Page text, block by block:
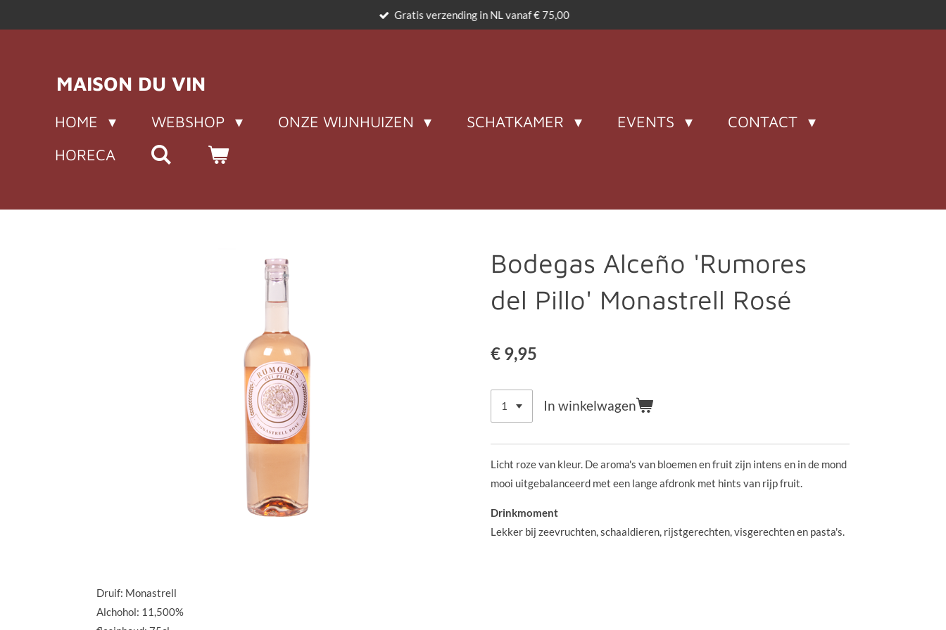
hoofdinhoud
Gratis verzending in NL vanaf € 75,00
MAISON DU VIN
HOME WEBSHOP ONZE WIJNHUIZEN SCHATKAMER EVENTS
CONTACT
HORECA
Bodegas Alceño 'Rumores
del Pillo' Monastrell Rosé
€ 9,95
In winkelwagen
Licht roze van kleur. De aroma's van bloemen en fruit zijn intens en in de mond
mooi uitgebalanceerd met een lange afdronk met hints van rijp fruit.
Drinkmoment
Lekker bij zeevruchten, schaaldieren, rijstgerechten, visgerechten en pasta's.
Druif: Monastrell
Alchohol: 11,500%